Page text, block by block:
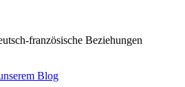
französische Beziehungen
Blog